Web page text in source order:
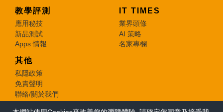
教學評測
應用秘技
新品測試
Apps 情報
IT TIMES
業界頭條
AI 策略
名家專欄
其他
私隱政策
免責聲明
聯絡/關於我們